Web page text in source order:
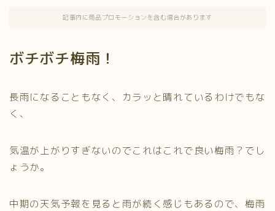
記事内に商品プロモーションを含む場合があります
ボチボチ梅雨！
長雨になることもなく、カラッと晴れているわけでもな
く、
気温が上がりすぎないのでこれはこれで良い梅雨？でし
ょうか。
中期の天気予報を見ると雨が続く感じもあるので、梅雨